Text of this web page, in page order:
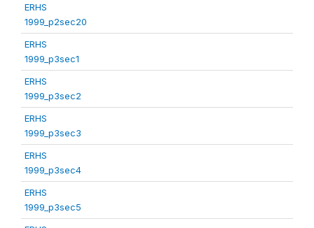
ERHS
1999_p2sec20
ERHS
1999_p3sec1
ERHS
1999_p3sec2
ERHS
1999_p3sec3
ERHS
1999_p3sec4
ERHS
1999_p3sec5